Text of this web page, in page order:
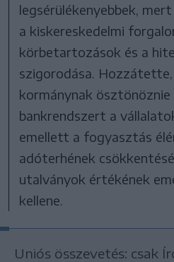
legsérülékenyebbek,
a kiskereskedelmi
körbetartozások és a
szigorodása.
kormánynak ösztönöznie
bankrendszert a
emellett a fogyasztás
adóterhének
utalványok értékének
kellene.
Uniós összevetés: csak